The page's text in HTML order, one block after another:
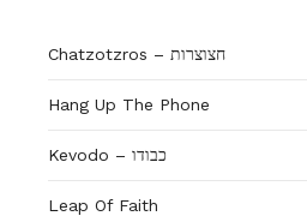
Chatzotzros – חצוצרות
Hang Up The Phone
Kevodo – כבודו
Leap Of Faith